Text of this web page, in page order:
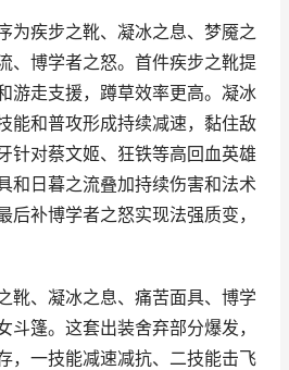
为疾步之靴、凝冰之息、梦魇之
、博学者之怒。首件疾步之靴提
游走支援，蹲草效率更高。凝冰
能和普攻形成持续减速，黏住敌
针对蔡文姬、狂铁等高回血英雄
和日暮之流叠加持续伤害和法术
后补博学者之怒实现法强质变，
靴、凝冰之息、痛苦面具、博学
斗篷。这套出装舍弃部分爆发，
，一技能减速减抗、二技能击飞